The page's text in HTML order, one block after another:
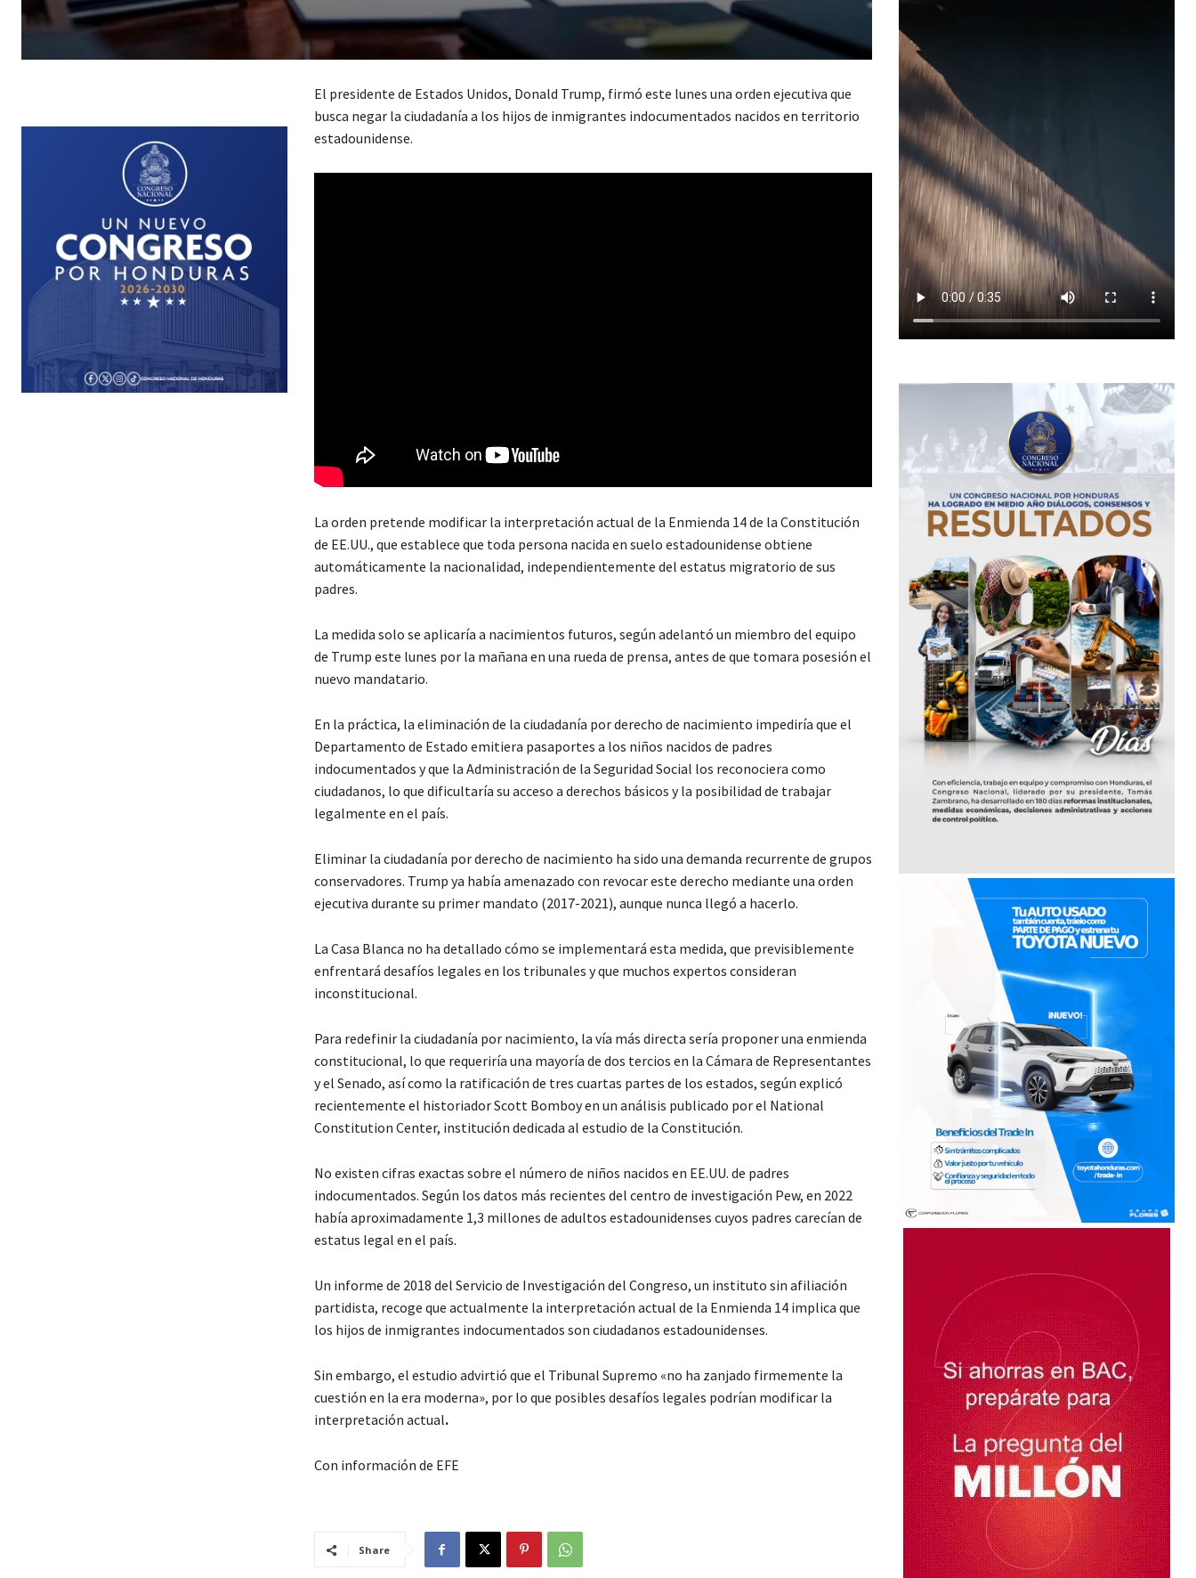
El presidente de Estados Unidos, Donald Trump, firmó este lunes una orden ejecutiva que
busca negar la ciudadanía a los hijos de inmigrantes indocumentados nacidos en territorio
estadounidense.
La orden pretende modificar la interpretación actual de la Enmienda 14 de la Constitución
de EE.UU., que establece que toda persona nacida en suelo estadounidense obtiene
automáticamente la nacionalidad, independientemente del estatus migratorio de sus
padres.
La medida solo se aplicaría a nacimientos futuros, según adelantó un miembro del equipo
de Trump este lunes por la mañana en una rueda de prensa, antes de que tomara posesión el
nuevo mandatario.
En la práctica, la eliminación de la ciudadanía por derecho de nacimiento impediría que el
Departamento de Estado emitiera pasaportes a los niños nacidos de padres
indocumentados y que la Administración de la Seguridad Social los reconociera como
ciudadanos, lo que dificultaría su acceso a derechos básicos y la posibilidad de trabajar
legalmente en el país.
Eliminar la ciudadanía por derecho de nacimiento ha sido una demanda recurrente de grupos
conservadores. Trump ya había amenazado con revocar este derecho mediante una orden
ejecutiva durante su primer mandato (2017-2021), aunque nunca llegó a hacerlo.
La Casa Blanca no ha detallado cómo se implementará esta medida, que previsiblemente
enfrentará desafíos legales en los tribunales y que muchos expertos consideran
inconstitucional.
Para redefinir la ciudadanía por nacimiento, la vía más directa sería proponer una enmienda
constitucional, lo que requeriría una mayoría de dos tercios en la Cámara de Representantes
y el Senado, así como la ratificación de tres cuartas partes de los estados, según explicó
recientemente el historiador Scott Bomboy en un análisis publicado por el National
Constitution Center, institución dedicada al estudio de la Constitución.
No existen cifras exactas sobre el número de niños nacidos en EE.UU. de padres
indocumentados. Según los datos más recientes del centro de investigación Pew, en 2022
había aproximadamente 1,3 millones de adultos estadounidenses cuyos padres carecían de
estatus legal en el país.
Un informe de 2018 del Servicio de Investigación del Congreso, un instituto sin afiliación
partidista, recoge que actualmente la interpretación actual de la Enmienda 14 implica que
los hijos de inmigrantes indocumentados son ciudadanos estadounidenses.
Sin embargo, el estudio advirtió que el Tribunal Supremo «no ha zanjado firmemente la
cuestión en la era moderna», por lo que posibles desafíos legales podrían modificar la
interpretación actual.
Con información de EFE
Share